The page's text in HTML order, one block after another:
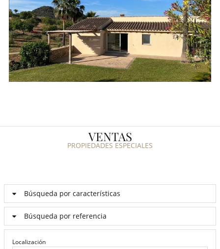
VENTAS
PROPIEDADES ESPECIALES
Búsqueda por características
Búsqueda por referencia
Localización